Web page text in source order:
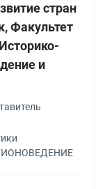
стран
Факультет
и